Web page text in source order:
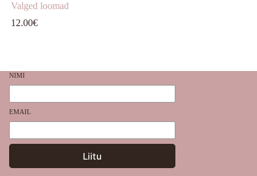
Valged loomad
12.00€
NIMI
EMAIL
Liitu